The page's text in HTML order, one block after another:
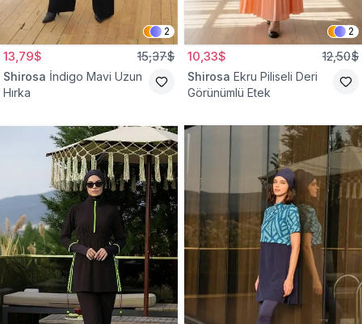
2
13,79$ 15,37$
Shirosa İndigo Mavi Uzun
Hırka
2
10,33$ 12,50$
Shirosa Ekru Piliseli Deri
Görünümlü Etek